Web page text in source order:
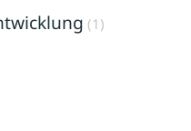
(1)